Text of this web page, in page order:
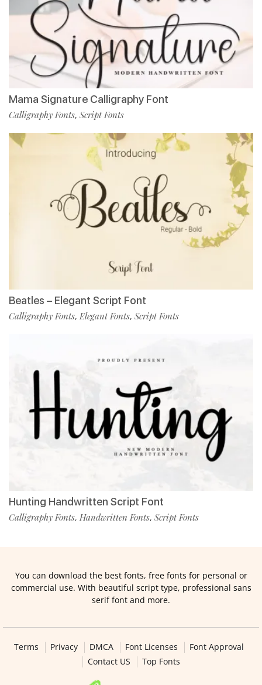
Mama Signature Calligraphy Font
Calligraphy Fonts, Script Fonts
Beatles – Elegant Script Font
Calligraphy Fonts, Elegant Fonts, Script Fonts
Hunting Handwritten Script Font
Calligraphy Fonts, Handwritten Fonts, Script Fonts
You can download the best fonts, free fonts for personal or
commercial use. With beautiful script type, professional sans
serif font and more.
Terms Privacy DMCA Font Licenses
Font Approval
Contact US
Top Fonts